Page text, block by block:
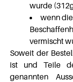
wurde
wenn
vermischt
Soweit der
ist und Teile
genannten